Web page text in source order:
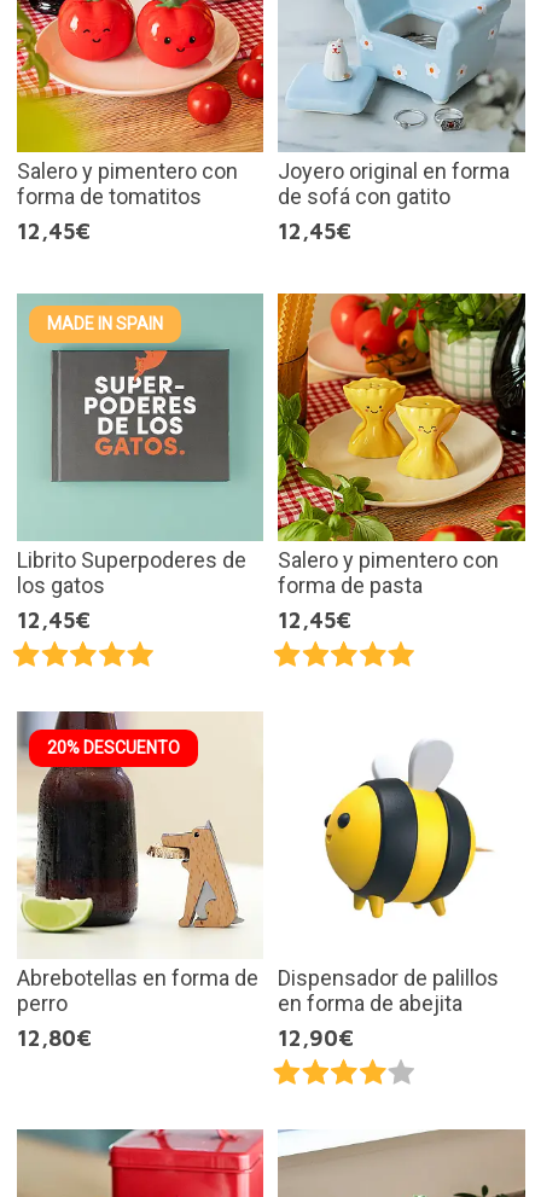
Salero y pimentero con
forma de tomatitos
12,45€
Joyero original en forma
de sofá con gatito
12,45€
MADE IN SPAIN
Librito Superpoderes de
los gatos
12,45€
Salero y pimentero con
forma de pasta
12,45€
20% DESCUENTO
Abrebotellas en forma de
perro
12,80€
Dispensador de palillos
en forma de abejita
12,90€